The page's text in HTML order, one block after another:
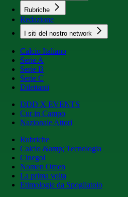
Rubriche
Redazione
I siti del nostro network
Calcio Italiano
Serie A
Serie B
Serie C
Dilettanti
DDD X EVENTS
Cur in Campo
Nazionale Attori
Rubriche
Calcio &amp; Tecnologia
Cinegol
Nomen Omen
La prima volta
Etimologie da Spogliatoio